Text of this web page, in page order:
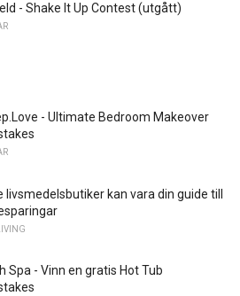
- Shake It Up Contest (utgått)
- Ultimate Bedroom Makeover
livsmedelsbutiker kan vara din guide till
Spa - Vinn en gratis Hot Tub